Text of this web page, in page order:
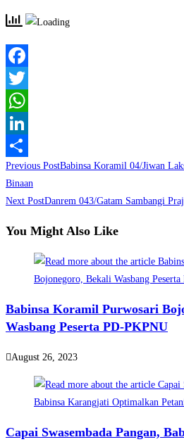
Facebook
Twitter
WhatsApp
LinkedIn
Share
Read
more
articles
Previous PostBabinsa Koramil 04/Jiwan
Binaan
Next PostDanrem 043/Gatam Sambangi
You Might Also Like
Babinsa Koramil Purwosari
Wasbang Peserta PD-PKPNU
August 26, 2023
Capai Swasembada Pangan,